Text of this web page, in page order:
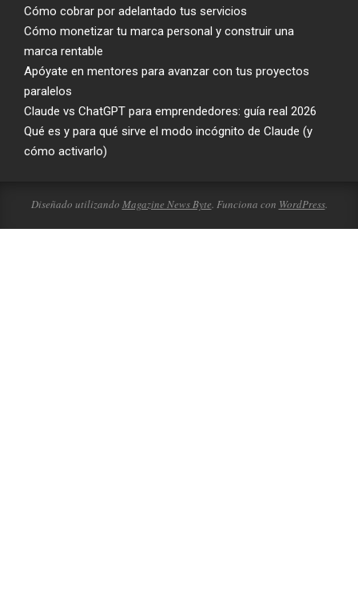
Cómo cobrar por adelantado tus servicios
Cómo monetizar tu marca personal y construir una
marca rentable
Apóyate en mentores para avanzar con tus proyectos
paralelos
Claude vs ChatGPT para emprendedores: guía real 2026
Qué es y para qué sirve el modo incógnito de Claude (y
cómo activarlo)
Diseñado utilizando Magazine News Byte. Funciona con WordPress.